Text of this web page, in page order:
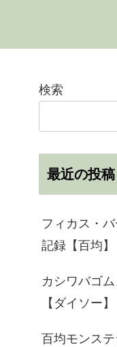
検索
最近の投稿
フィカス・
記録【百均】
カシワバゴ
【ダイソー】
百均モンス